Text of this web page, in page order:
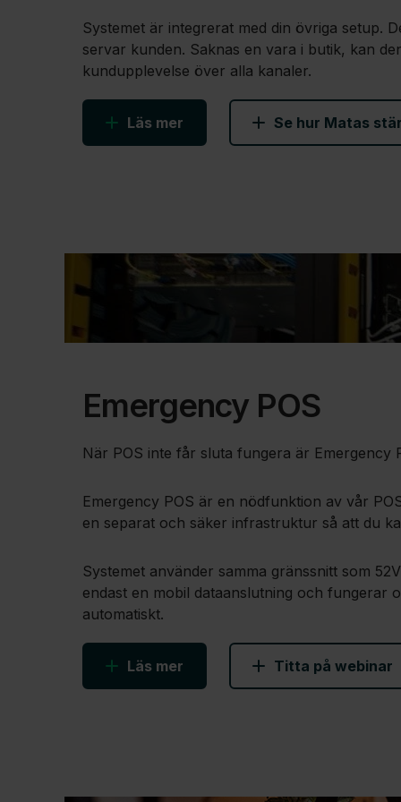
Systemet är integrerat med din övriga setup.
servar kunden. Saknas en vara i butik, kan
kundupplevelse över alla kanaler.
Läs mer Se hur Matas
Emergency POS
När POS inte får sluta fungera är Emergency
Emergency POS är en nödfunktion av vår
en separat och säker infrastruktur så att du
Systemet använder samma gränssnitt som
endast en mobil dataanslutning och fungerar
automatiskt.
Läs mer Titta på webinar